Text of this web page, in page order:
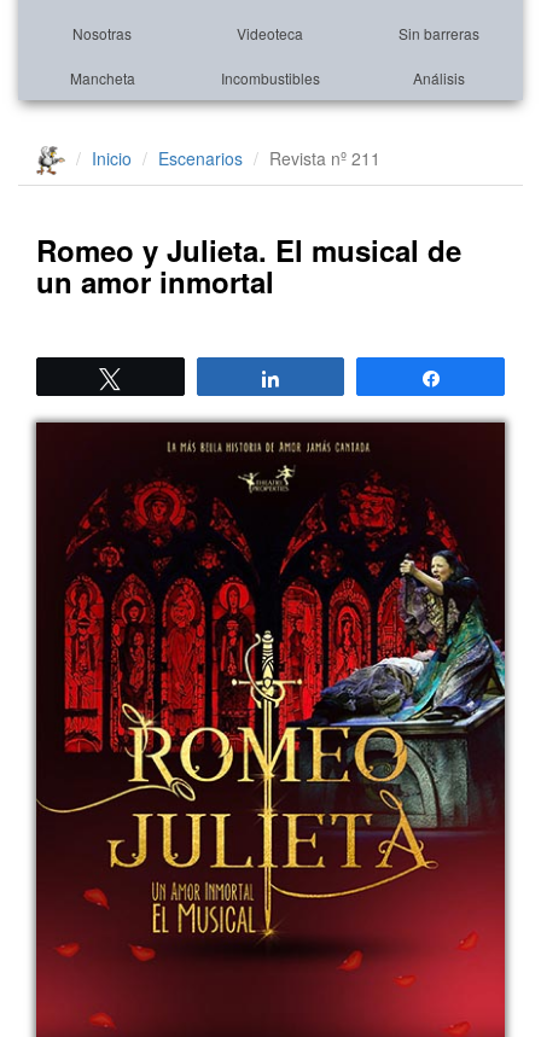
Nosotras Videoteca Sin barreras
Mancheta Incombustibles Análisis
Inicio Escenarios Revista nº 211
Romeo y Julieta. El musical de
un amor inmortal